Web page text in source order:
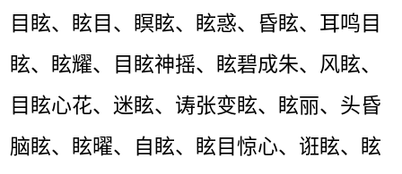
目眩、眩目、瞑眩、眩惑、昏眩、耳鸣目
眩、眩耀、目眩神摇、眩碧成朱、风眩、
目眩心花、迷眩、诪张变眩、眩丽、头昏
脑眩、眩曜、自眩、眩目惊心、诳眩、眩